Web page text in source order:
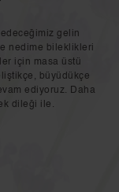
gelin
nedime bileklikleri
için masa üstü
büyüdükçe
ediyoruz. Daha
dileği ile.